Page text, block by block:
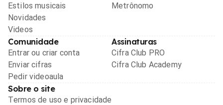
Estilos musicais
Novidades
Videos
Metrônomo
Comunidade
Entrar ou criar conta
Enviar cifras
Pedir videoaula
Assinaturas
Cifra Club PRO
Cifra Club Academy
Sobre o site
Termos de uso e privacidade